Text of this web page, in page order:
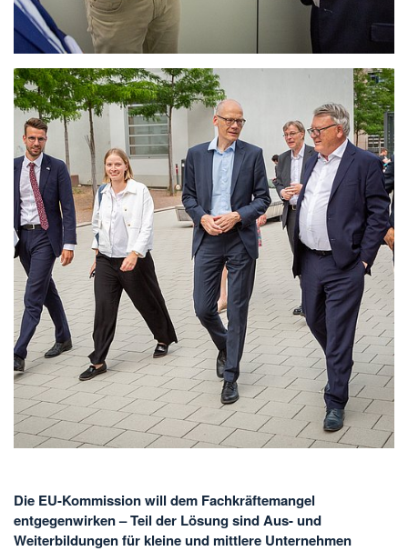
Die EU-Kommission will dem Fachkräftemangel
entgegenwirken – Teil der Lösung sind Aus- und
Weiterbildungen für kleine und mittlere Unternehmen